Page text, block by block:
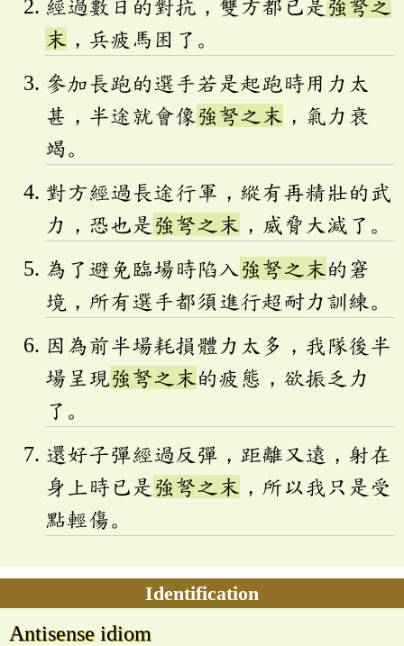
經過數日的對抗，雙方都已是 強弩之
末 ，兵疲馬困了。
參加長跑的選手若是起跑時用力太
甚，半途就會像強弩之末 ，氣力衰
竭。
對方經過長途行軍，縱有再精壯的武
力，恐也是 強弩之末 ，威脅大減了。
為了避免臨場時陷入強弩之末的窘
境，所有選手都須進行超耐力訓練。
因為前半場耗損體力太多，我隊後半
場呈現強弩之末的疲態，欲振乏力
了。
還好子彈經過反彈，距離又遠，射在
身上時已是 強弩之末 ，所以我只是受
點輕傷。
Identification
Antisense idiom